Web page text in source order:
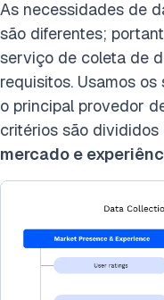
As necessidades de
são diferentes;
serviço de coleta de
requisitos. Usamos
o principal provedor
critérios são
mercado e